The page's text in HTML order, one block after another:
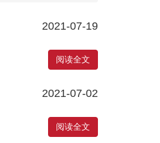
2021-07-19
阅读全文
2021-07-02
阅读全文